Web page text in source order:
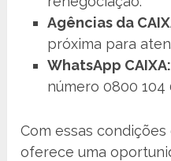
Agências da
próxima para
WhatsApp CAIXA:
número 0800 104
Com essas condições
oferece uma